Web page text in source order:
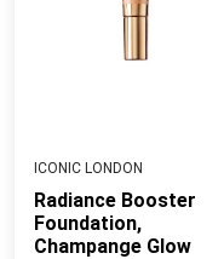
ICONIC LONDON
Radiance Booster
Foundation,
Champange Glow